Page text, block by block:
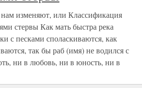
изменяют, или Классификация
стервы Как мать быстра река
с песками споласкиваются, как
так бы раб (имя) не водился с
ни в любовь, ни в юность, ни в